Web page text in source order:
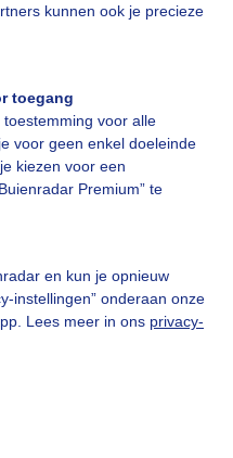
kunnen ook je precieze
toegang
voor alle
voor geen enkel doeleinde
kiezen voor een
Premium” te
en kun je opnieuw
instellingen” onderaan onze
Lees meer in ons privacy-